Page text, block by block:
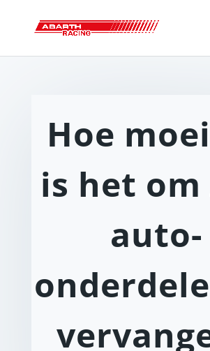
Hoe
is het
auto-